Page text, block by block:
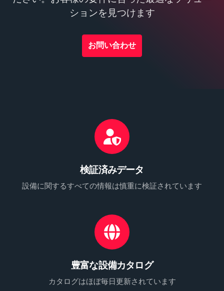
ションを見つけます
お問い合わせ
検証済みデータ
設備に関するすべての情報は慎重に検証されています
豊富な設備カタログ
カタログはほぼ毎日更新されています